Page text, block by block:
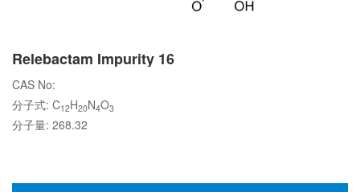
Relebactam Impurity 16
CAS No:
分子式: C12H20N4O3
分子量: 268.32